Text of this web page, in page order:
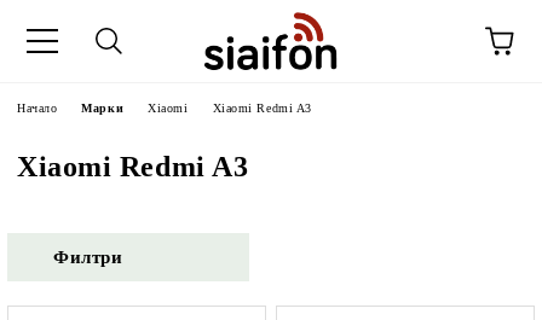
Начало Марки Xiaomi Xiaomi Redmi A3
Xiaomi Redmi A3
Филтри